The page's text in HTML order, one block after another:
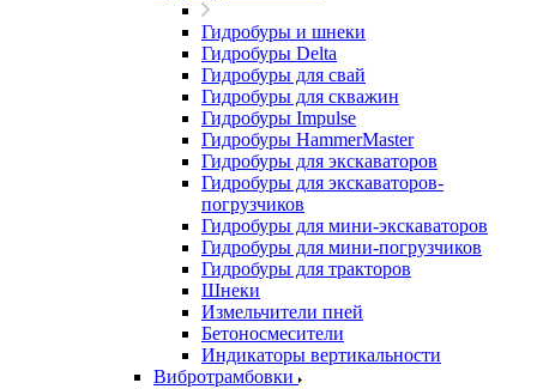
Гидробуры и шнеки
Гидробуры Delta
Гидробуры для свай
Гидробуры для скважин
Гидробуры Impulse
Гидробуры HammerMaster
Гидробуры для экскаваторов
Гидробуры для экскаваторов-
погрузчиков
Гидробуры для мини-экскаваторов
Гидробуры для мини-погрузчиков
Гидробуры для тракторов
Шнеки
Измельчители пней
Бетоносмесители
Индикаторы вертикальности
Вибротрамбовки